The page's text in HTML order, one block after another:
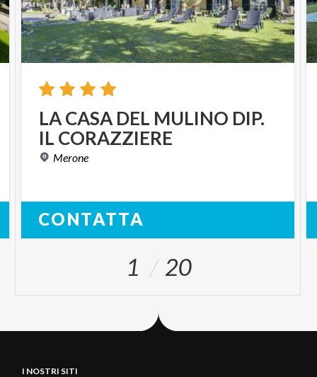
LACASA DEL MULINO DIP.
IL CORAZZIERE
Merone
CONTATTA
1 20
I NOSTRI SITI